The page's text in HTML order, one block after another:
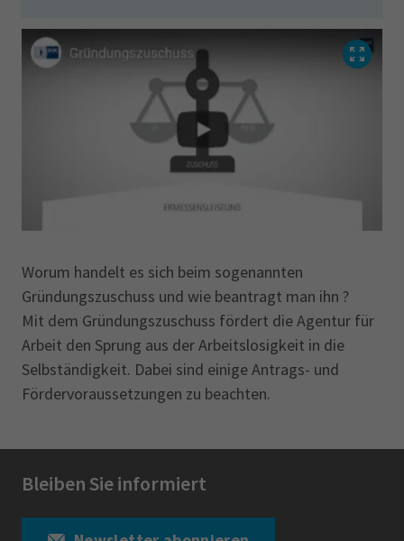
ausgeschlossen.
eine Kündigungsmöglichkeit der
freiwilligen Arbeitslosenversicherung
erstmals nach Ablauf von fünf Jahren.
Mehr Informationen zur freiwilligen
Arbeitslosenversicherung erhalten Sie bei der
Bundesagentur für Arbeit.
Worum handelt es sich beim sogenannten
Gründungszuschuss und wie beantragt man ihn ?
Mit dem Gründungszuschuss fördert die Agentur für
Arbeit den Sprung aus der Arbeitslosigkeit in die
Selbständigkeit. Dabei sind einige Antrags- und
Fördervoraussetzungen zu beachten.
Bleiben Sie informiert